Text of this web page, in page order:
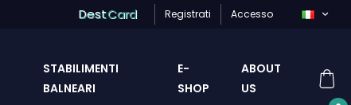
DestCard Registrati Accesso
STABILIMENTI
BALNEARI
E-
SHOP
ABOUT
US